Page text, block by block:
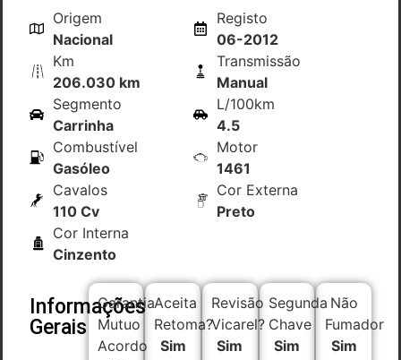
Origem
Nacional
Registo
06-2012
Km
206.030 km
Transmissão
Manual
Segmento
Carrinha
L/100km
4.5
Combustível
Gasóleo
Motor
1461
Cavalos
110 Cv
Cor Externa
Preto
Cor Interna
Cinzento
Informações
Gerais
Garantia
Mutuo
Acordo
Aceita
Retoma?
Sim
Revisão
Vicarel?
Sim
Segunda
Chave
Sim
Não
Fumador
Sim